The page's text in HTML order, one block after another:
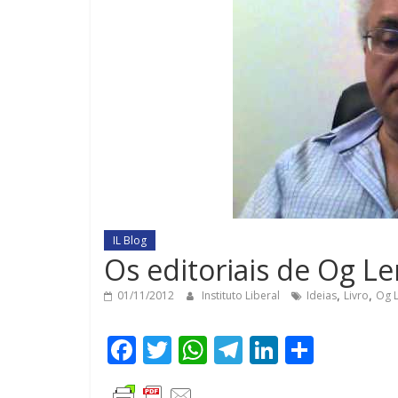
IL Blog
Os editoriais de Og
01/11/2012 Instituto Liberal Ideias, Livro, Og
F
ac
T
w
W T Li